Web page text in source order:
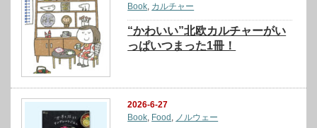
Book, カルチャー
“かわいい”北欧カルチャーがい
っぱいつまった1冊！
2026-6-27
Book Food ノルウェー